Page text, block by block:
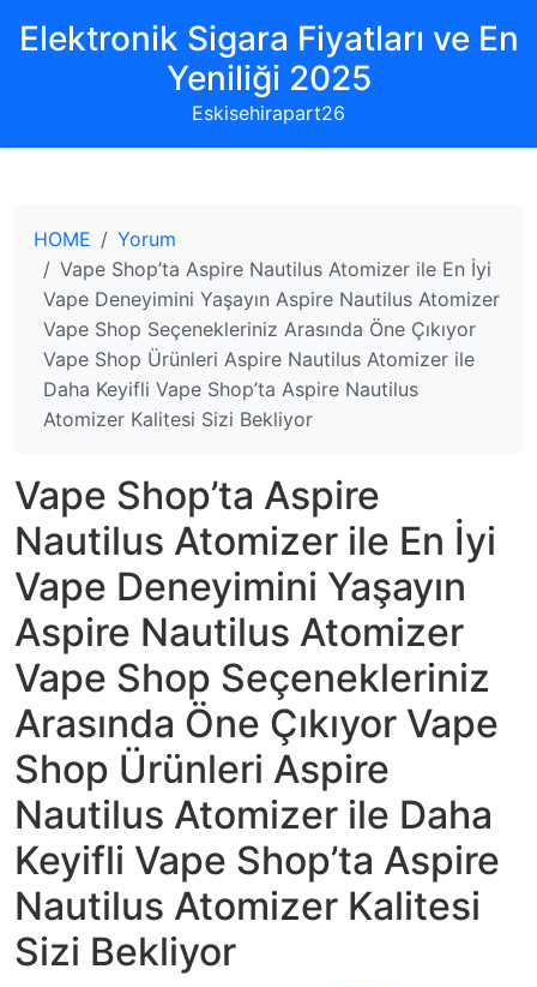
Elektronik Sigara Fiyatları ve En
Yeniliği 2025
Eskisehirapart26
HOME
Yorum
Vape Shop’ta Aspire Nautilus Atomizer ile En İyi
Vape Deneyimini Yaşayın Aspire Nautilus Atomizer
Vape Shop Seçenekleriniz Arasında Öne Çıkıyor
Vape Shop Ürünleri Aspire Nautilus Atomizer ile
Daha Keyifli Vape Shop’ta Aspire Nautilus
Atomizer Kalitesi Sizi Bekliyor
Vape Shop’ta Aspire
Nautilus Atomizer ile En İyi
Vape Deneyimini Yaşayın
Aspire Nautilus Atomizer
Vape Shop Seçenekleriniz
Arasında Öne Çıkıyor Vape
Shop Ürünleri Aspire
Nautilus Atomizer ile Daha
Keyifli Vape Shop’ta Aspire
Nautilus Atomizer Kalitesi
Sizi Bekliyor